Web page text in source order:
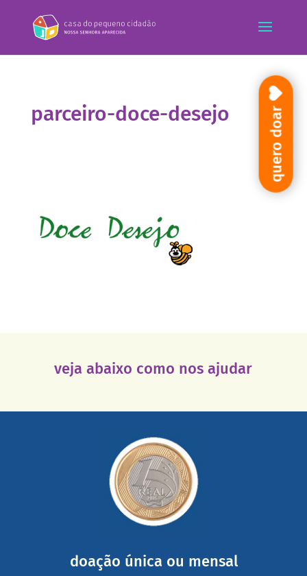
parceiro-doce-desejo
veja abaixo como nos ajudar
doação única ou mensal
mail mostrando tudo o que fizemos com a sua ajuda
somada a de outras pessoas.
saiba mais
quero doar